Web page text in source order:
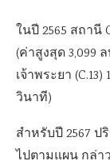
ในปี 2565 สถานี
(ค่าสูงสุด 3,099
เจ้าพระยา
วินาที)
สำหรับปี 2567
ไปตามแผน กล่า